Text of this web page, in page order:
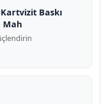
Baskı
Mah